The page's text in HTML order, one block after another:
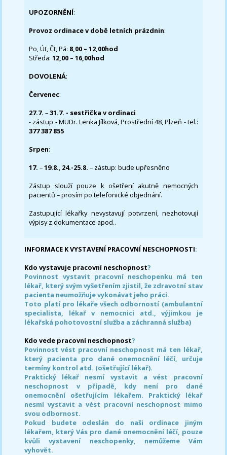
UPOZORNĚNÍ:
Provoz ordinace v době letních prázdnin:
Po, Út, Čt, Pá: 8,00 – 12,00hod
Středa:12,00 – 16,00hod
DOVOLENÁ:
Červenec:
27.7.–31.7. - sestřička v ordinaci
- zástup - MUDr. Lenka Jílková, Prostřední 48, Plzeň - tel.:
377 387 855
Srpen:
17. –19.8., 24.-25.8. – zástup: bude upřesněno
Zástup slouží pouze k ošetření akutně nemocných
pacientů – prosím po telefonické objednání.
Zastupující lékařky nevystavují potvrzení, nezhotovují
výpisy z dokumentace apod..
INFORMACE K VYSTAVENÍ PRACOVNÍ NESCHOPNOSTI:
Kdo vystavuje pracovní neschopnost?
Povinnost vystavit pracovní neschopenku má ten
lékař, který svým vyšetřením zjistil, že zdravotní stav
pacienta neumožňuje vykonávat jeho práci.
Toto platí pro lékaře všech odborností (ambulantní
specialista, lékař v nemocnici atd., výjimkou je
lékařská pohotovostní služba a záchranná služba)
Kdo vede pracovní neschopnost?
Povinnost vést pracovní neschopnost má ten lékař,
který pacienta pro dané onemocnění léčí, určuje
termíny kontrol atd. (ošetřující lékař).
Praktický lékař nesmí vystavit a vést pracovní
neschopnost v případě, kdy není pro dané
onemocnění ošetřujícím lékařem. Praktický lékař
nesmí vystavit a vést pracovní neschopnost mimo
svou odbornost.
Pokud budete odeslán do naši ordinace jiným
lékařem, který Vás pro dané onemocnění léčí, pouze
kvůli vystavení neschopenky, nemůžeme Vám
vyhovět.